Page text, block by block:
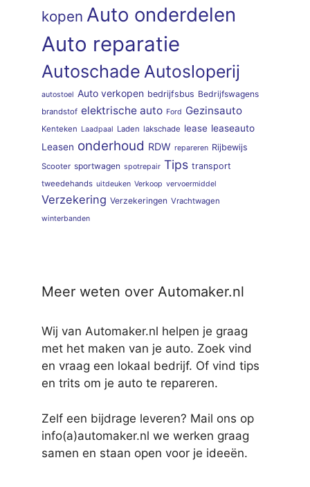
kopen Auto onderdelen
Auto reparatie
Autoschade Autosloperij
autostoel Auto verkopen bedrijfsbus Bedrijfswagens
brandstof elektrische auto Ford Gezinsauto
Kenteken Laadpaal Laden lakschade lease leaseauto
Leasen onderhoud RDW repareren Rijbewijs
Scooter sportwagen spotrepair Tips transport
tweedehands uitdeuken Verkoop vervoermiddel
Verzekering Verzekeringen Vrachtwagen
winterbanden
Meer weten over Automaker.nl
Wij van Automaker.nl helpen je graag
met het maken van je auto. Zoek vind
en vraag een lokaal bedrijf. Of vind tips
en trits om je auto te repareren.
Zelf een bijdrage leveren? Mail ons op
info(a)automaker.nl we werken graag
samen en staan open voor je ideeën.